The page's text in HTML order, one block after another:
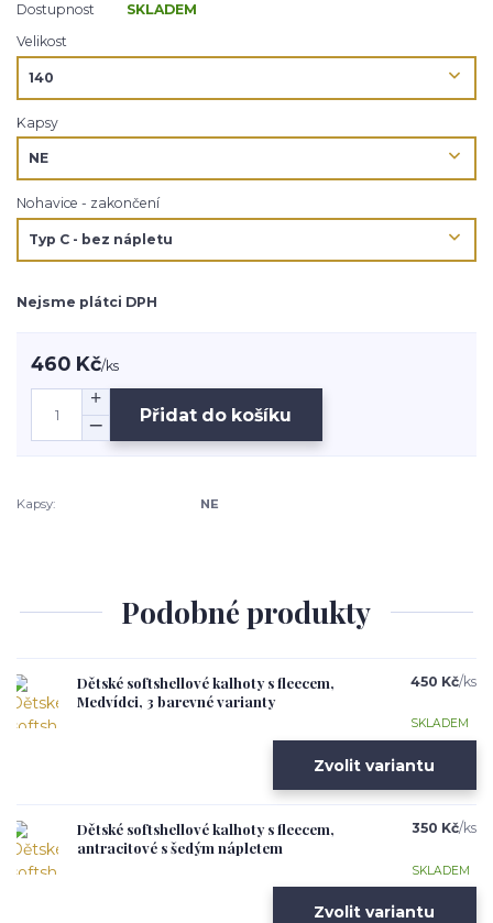
Dostupnost
SKLADEM
Velikost
Kapsy
Nohavice - zakončení
Nejsme plátci DPH
460 Kč/ks
Přidat do košíku
Kapsy: NE
Podobné produkty
Dětské softshellové kalhoty s fleecem,
Medvídci, 3 barevné varianty
450 Kč/ks
SKLADEM
Zvolit variantu
Dětské softshellové kalhoty s fleecem,
antracitové s šedým nápletem
350 Kč/ks
SKLADEM
Zvolit variantu